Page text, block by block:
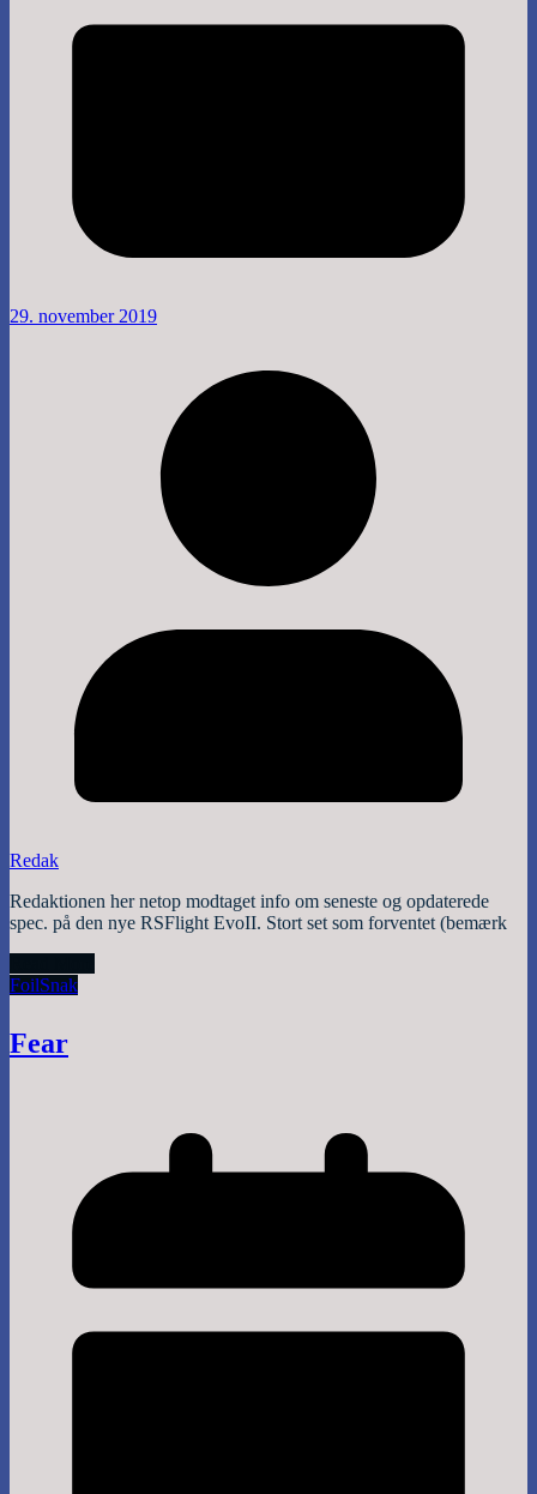
29. november 2019
Redak
Redaktionen her netop modtaget info om seneste og opdaterede
spec. på den nye RSFlight EvoII. Stort set som forventet (bemærk
FoilSnak
Fear